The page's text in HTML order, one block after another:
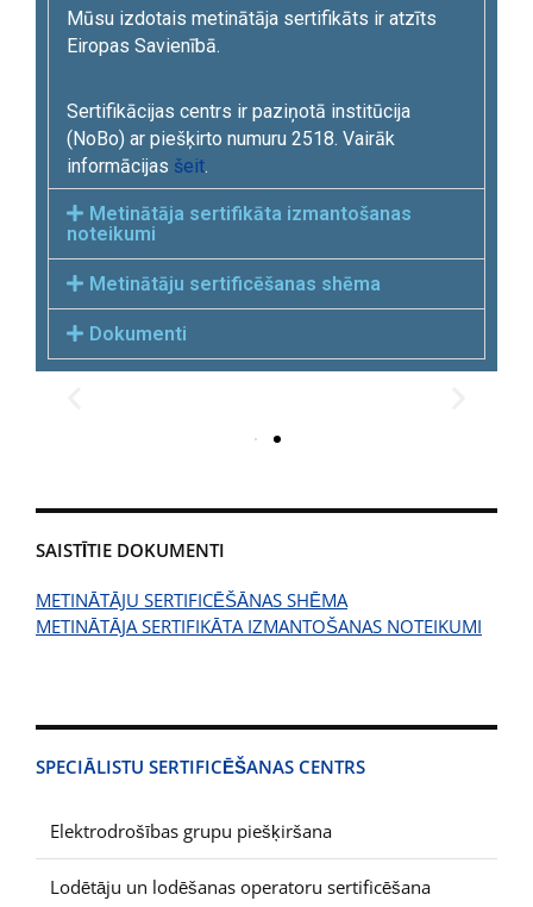
SPECIĀLISTU SERTIFICĒŠANAS CENTRS
Elektrodrošības grupu piešķiršana
Lodētāju un lodēšanas operatoru sertificēšana
Mūsu izdotais metinātāja sertifikāts ir atzīts
Eiropas Savienībā.
Sertifikācijas centrs ir paziņotā institūcija
(NoBo) ar piešķirto numuru 2518. Vairāk
informācijas šeit.
Metinātāja sertifikāta izmantošanas
noteikumi
Metinātāju sertificēšanas shēma
Dokumenti
SAISTĪTIE DOKUMENTI
METINĀTĀJU SERTIFICĒŠĀNAS SHĒMA
METINĀTĀJA SERTIFIKĀTA IZMANTOŠANAS NOTEIKUMI